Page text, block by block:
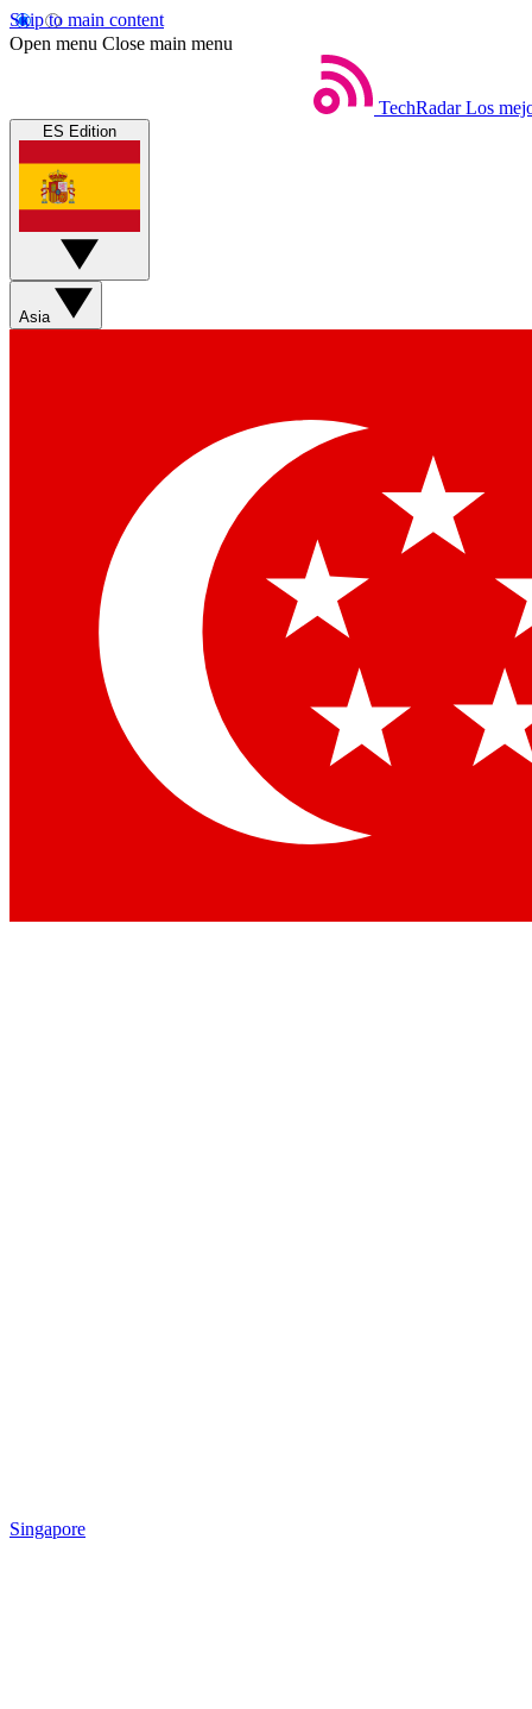
Skip to main content
Open menu Close main menu
TechRadar Los
ES Edition
Asia
Singapore